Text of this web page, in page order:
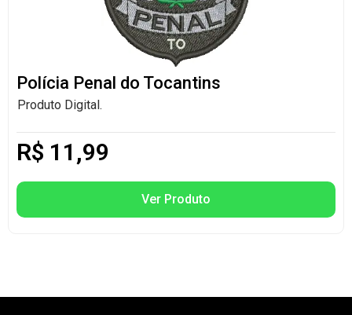
Polícia Penal do Tocantins
Produto Digital.
R$ 11,99
Ver Produto